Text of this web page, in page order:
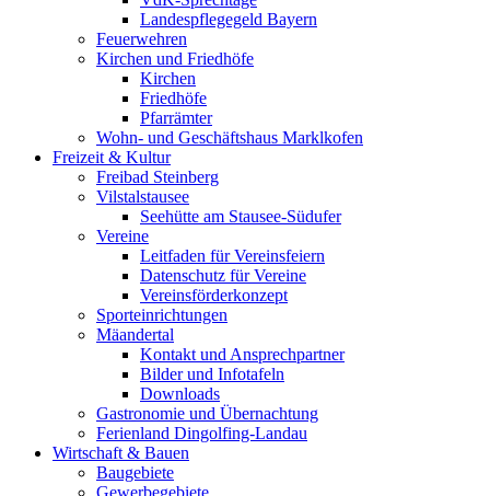
Landespflegegeld Bayern
Feuerwehren
Kirchen und Friedhöfe
Kirchen
Friedhöfe
Pfarrämter
Wohn- und Geschäftshaus Marklkofen
Freizeit & Kultur
Freibad Steinberg
Vilstalstausee
Seehütte am Stausee-Südufer
Vereine
Leitfaden für Vereinsfeiern
Datenschutz für Vereine
Vereinsförderkonzept
Sporteinrichtungen
Mäandertal
Kontakt und Ansprechpartner
Bilder und Infotafeln
Downloads
Gastronomie und Übernachtung
Ferienland Dingolfing-Landau
Wirtschaft & Bauen
Baugebiete
Gewerbegebiete